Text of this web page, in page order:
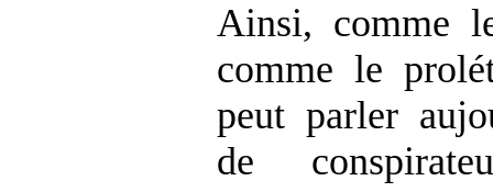
Ainsi, comme
comme le
peut parler
de